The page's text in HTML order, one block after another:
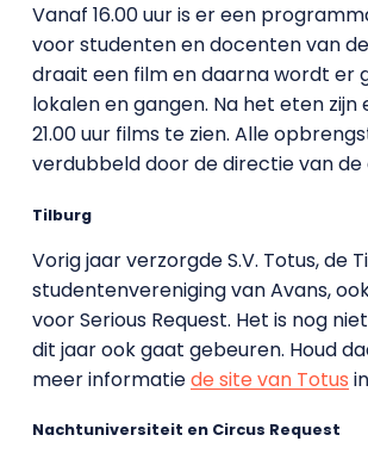
Vanaf 16.00 uur is er een
voor studenten en docenten van
draait een film en daarna wordt er
lokalen en gangen. Na het eten zijn
21.00 uur films te zien. Alle
verdubbeld door de directie van de
Tilburg
Vorig jaar verzorgde S.V. Totus, de
studentenvereniging van Avans,
voor Serious Request. Het is nog
dit jaar ook gaat gebeuren. Houd
meer informatiede site van Totus
Nachtuniversiteit en Circus Request